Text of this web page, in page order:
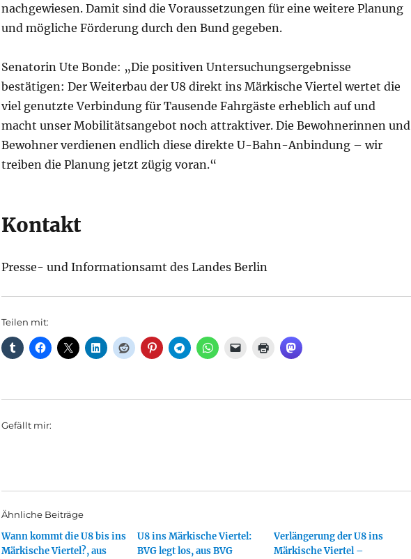
nachgewiesen. Damit sind die Voraussetzungen für eine weitere Planung
und mögliche Förderung durch den Bund gegeben.
Senatorin Ute Bonde: „Die positiven Untersuchungsergebnisse
bestätigen: Der Weiterbau der U8 direkt ins Märkische Viertel wertet die
viel genutzte Verbindung für Tausende Fahrgäste erheblich auf und
macht unser Mobilitätsangebot noch attraktiver. Die Bewohnerinnen und
Bewohner verdienen endlich diese direkte U-Bahn-Anbindung – wir
treiben die Planung jetzt zügig voran.“
Kontakt
Presse- und Informationsamt des Landes Berlin
Teilen mit:
Gefällt mir:
Ähnliche Beiträge
Wann kommt die U8 bis ins
Märkische Viertel?, aus
U8 ins Märkische Viertel:
BVG legt los, aus BVG
Verlängerung der U8 ins
Märkische Viertel –